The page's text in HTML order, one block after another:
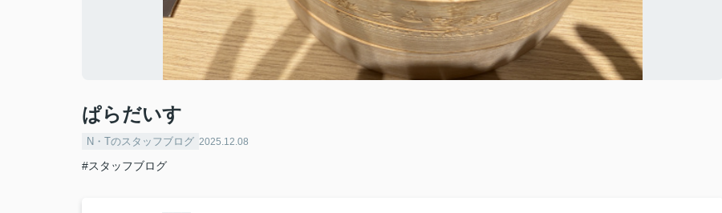
ぱらだいす
N・Tのスタッフブログ 2025.12.08
#スタッフブログ